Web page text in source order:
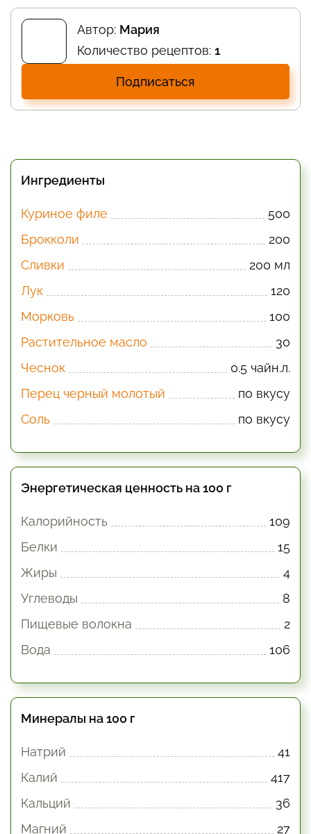
Автор: Мария
Количество рецептов: 1
Подписаться
Ингредиенты
Куриное филе
500
Брокколи
200
Сливки
200 мл
Лук
120
Морковь
100
Растительное масло
30
Чеснок
0.5 чайн.л.
Перец черный молотый
по вкусу
Соль
по вкусу
Энергетическая ценность на 100 г
Калорийность
109
Белки
15
Жиры
4
Углеводы
8
Пищевые волокна
2
Вода
106
Минералы на 100 г
Натрий
41
Калий
417
Кальций
36
Магний
27